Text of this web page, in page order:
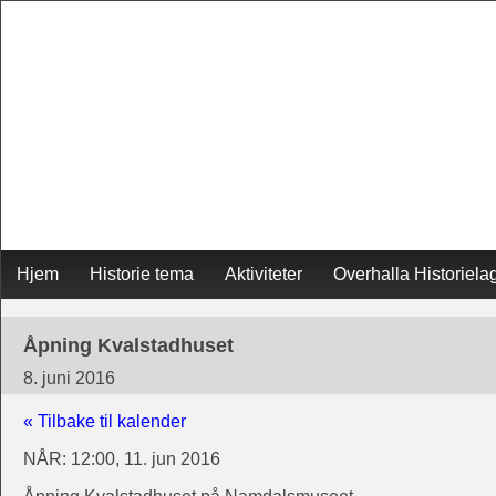
Main menu
Skip
content
Hjem Historie tema Aktiviteter Overhalla
Åpning Kvalstadhuset
8. juni 2016
« Tilbake til kalender
NÅR: 12:00, 11. jun 2016